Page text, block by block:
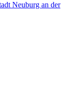
Neuburg an der